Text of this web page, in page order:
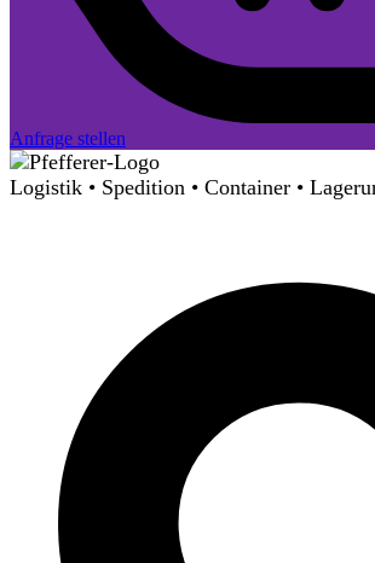
Anfrage stellen
Logistik • Spedition • Container •